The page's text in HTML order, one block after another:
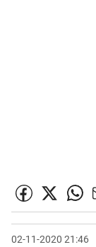
02-11-2020 21:46